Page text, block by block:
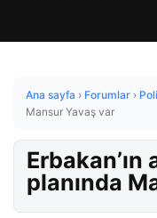
Ana sayfa › Forumlar ›
Mansur Yavaş var
Erbakan’ın
planında